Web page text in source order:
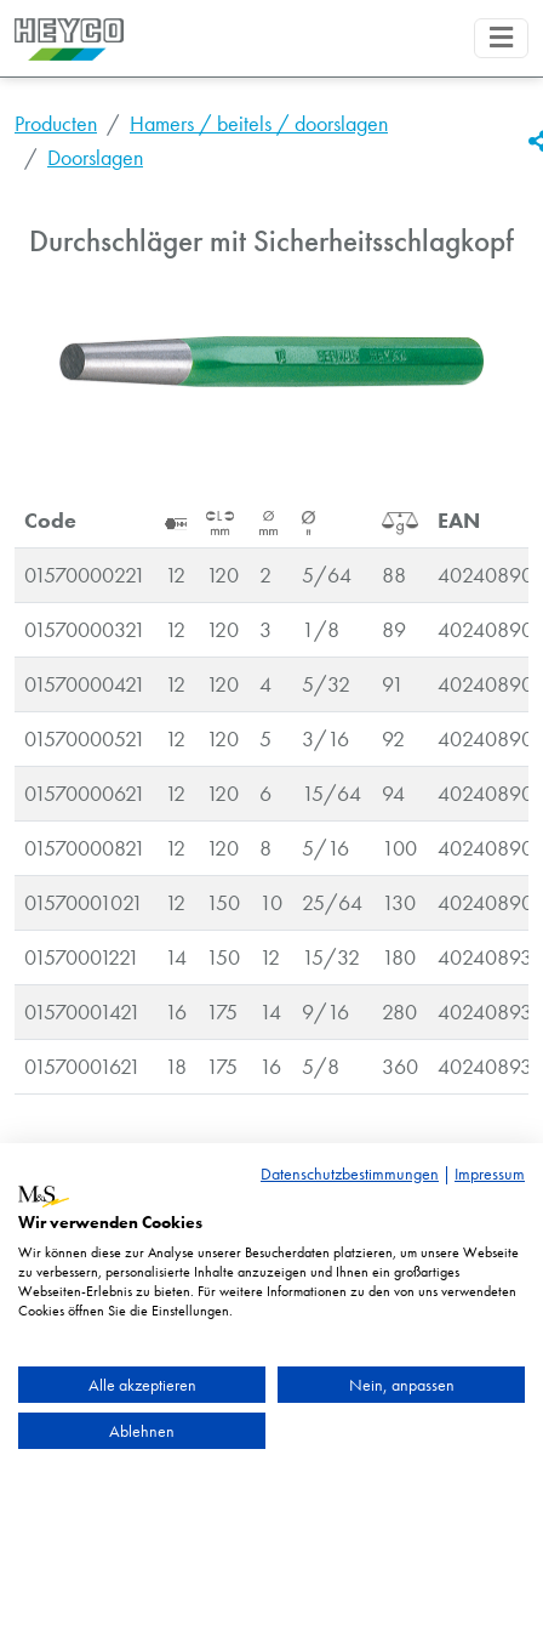
Producten
Hamers / beitels / doorslagen
Doorslagen
Durchschläger mit Sicherheitsschlagkopf
Code EAN
01570000221 12 120 2 5/64 88
01570000321 12 120 3 1/8 89
01570000421 12 120 4 5/32 91
01570000521 12 120 5 3/16 92
01570000621 12 120 6 15/64 94
01570000821 12 120 8 5/16 100
01570001021 12 150 10 25/64 130
01570001221 14 150 12 15/32 180
01570001421 16 175 14 9/16 280
01570001621 18 175 16 5/8 360
RRP* = adviesprijs. Prijzen weergegeven in euro’s excl.
btw.
Afbeelding vergelijkbaar. Technische wijzigingen voorbehouden.
Datenschutzbestimmungen | Impressum
Wir verwenden Cookies
Wir können diese zur Analyse unserer Besucherdaten platzieren, um unsere Webseite
zu verbessern, personalisierte Inhalte anzuzeigen und Ihnen ein großartiges
Webseiten-Erlebnis zu bieten. Für weitere Informationen zu den von uns verwendeten
Cookies öffnen Sie die Einstellungen.
Alle akzeptieren Nein, anpassen
Ablehnen